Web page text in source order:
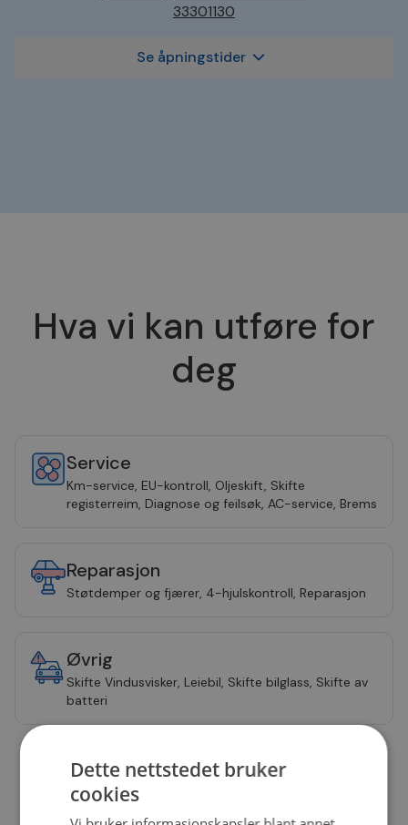
33301130
Se åpningstider
Hva vi kan utføre for
deg
Service
Km-service, EU-kontroll, Oljeskift, Skifte
registerreim, Diagnose og feilsøk, AC-service, Brems
Reparasjon
Støtdemper og fjærer, 4-hjulskontroll, Reparasjon
Øvrig
Skifte Vindusvisker, Leiebil, Skifte bilglass, Skifte av
batteri
Dette nettstedet bruker
cookies